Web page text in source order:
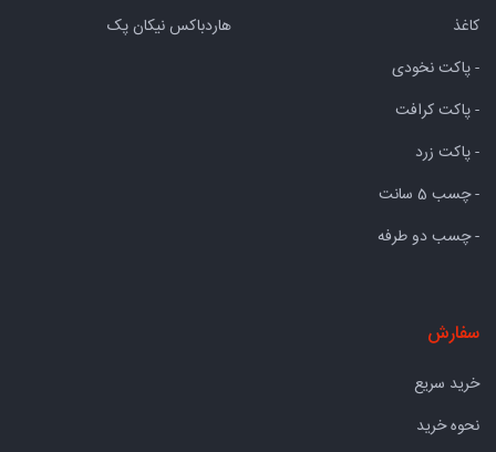
کاغذ
- پاکت نخودی
- پاکت کرافت
- پاکت زرد
- چسب 5 سانت
- چسب دو طرفه
هاردباکس نیکان پک
سفارش
خرید سریع
نحوه خرید